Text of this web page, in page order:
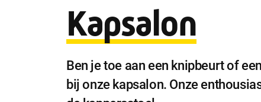
Kapsalon
Ben je toe aan een knipbeurt of
bij onze kapsalon. Onze